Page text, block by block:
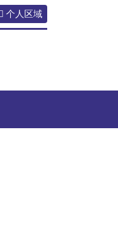
个人区域